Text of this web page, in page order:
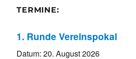
TERMINE:
1. Runde Vereinspokal
Datum:20. August 2026